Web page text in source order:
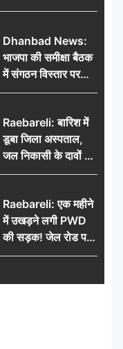
पुलिस मुठभेड़ में दो
किलो चांदी बरामद
Dhanbad News:
भाजपा की समीक्षा बैठक
में संगठन विस्तार पर
मंथन, बीडीओ से
जनसमस्याओं का विवरण
Raebareli: बारिश में
डूबा जिला अस्पताल,
जल निकासी के दावों की
खुली पोल
Raebareli: एक महीने
में उखड़ने लगी PWD
की सड़क! जेल रोड पर
गड्ढे ने खोली निर्माण
की उठी मांग